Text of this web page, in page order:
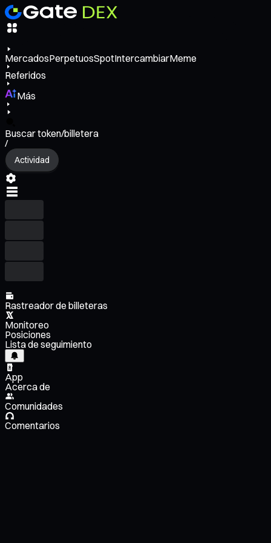
MercadosPerpetuosSpotIntercambiarMeme
Referidos
Más
Buscar token/billetera
/
Actividad
Rastreador de billeteras
Monitoreo
Posiciones
Lista de seguimiento
App
Acerca de
Comunidades
Comentarios